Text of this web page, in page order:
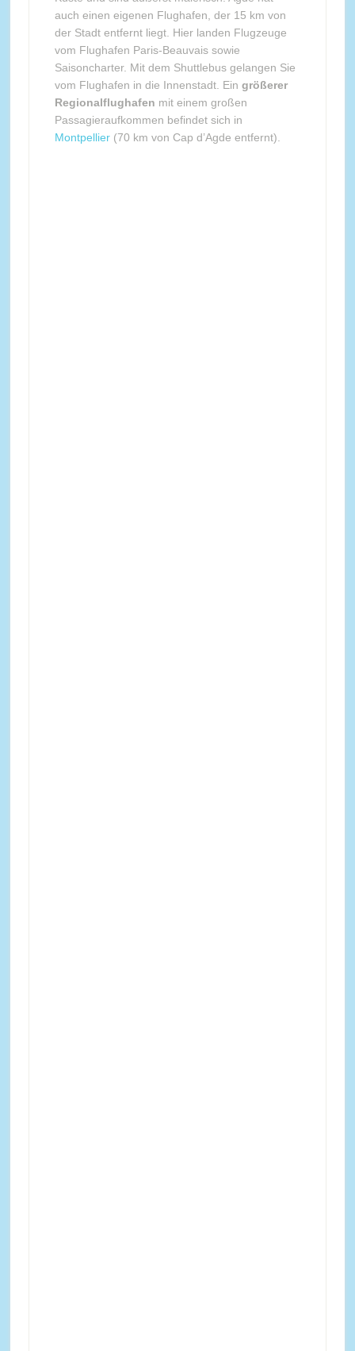
auch einen eigenen Flughafen, der 15 km von
der Stadt entfernt liegt. Hier landen Flugzeuge
vom Flughafen Paris-Beauvais sowie
Saisoncharter. Mit dem Shuttlebus gelangen Sie
vom Flughafen in die Innenstadt. Ein größerer
Regionalflughafen mit einem großen
Passagieraufkommen befindet sich in
Montpellier(70 km von Cap d’Agde entfernt).